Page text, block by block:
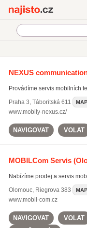
opravy mobilních telefonů
baterie do mobilu(154)
NEXUS
Provádíme servis mobilních
Praha 3, Táboritská 611
www.mobily-nexus.cz/
NAVIGOVAT VOLAT
MOBILCom Servis
Nabízíme prodej a servis
Olomouc, Riegrova 383
www.mobil-com.cz
NAVIGOVAT
VOLAT